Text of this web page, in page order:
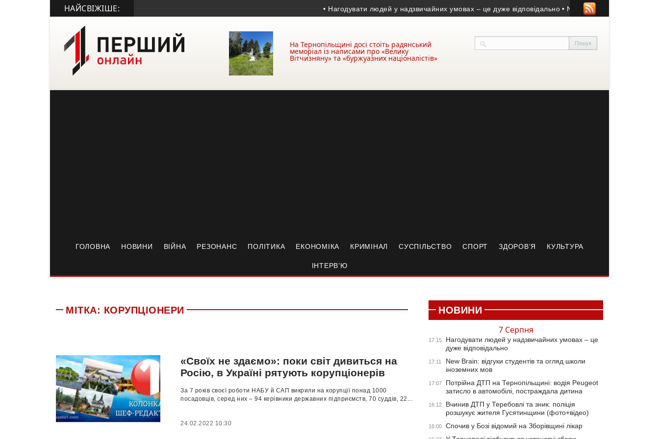
НАЙСВІЖІШЕ: • Нагодувати людей у надзвичайних умовах – це дуже відповідально • New Brain: відгуки студентів
На Тернопільщині досі стоїть радянський
меморіал із написами про «Велику
Вітчизняну» та «буржуазних націоналістів»
ГОЛОВНА НОВИНИ ВІЙНА РЕЗОНАНС ПОЛІТИКА ЕКОНОМІКА КРИМІНАЛ СУСПІЛЬСТВО СПОРТ ЗДОРОВ’Я КУЛЬТУРА
ІНТЕРВ’Ю
МІТКА: КОРУПЦІОНЕРИ
«Своїх не здаємо»: поки світ дивиться на
Росію, в Україні рятують корупціонерів
За 7 років своєї роботи НАБУ й САП викрили на корупції понад 1000
посадовців, серед них – 94 керівники державних підприємств, 70 суддів, 22...
24.02.2022 10:30
НОВИНИ
7 Серпня
17:15
Нагодувати людей у надзвичайних умовах – це
дуже відповідально
17:11
New Brain: відгуки студентів та огляд школи
іноземних мов
17:07
Потрійна ДТП на Тернопільщині: водія Peugeot
затисло в автомобілі, постраждала дитина
16:12
Вчинив ДТП у Теребовлі та зник: поліція
розшукує жителя Гусятинщини (фото+відео)
16:00 Спочив у Бозі відомий на Зборівщині лікар